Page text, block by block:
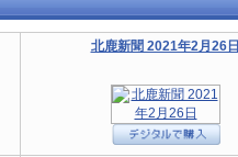
北鹿新聞 2021年2月26日